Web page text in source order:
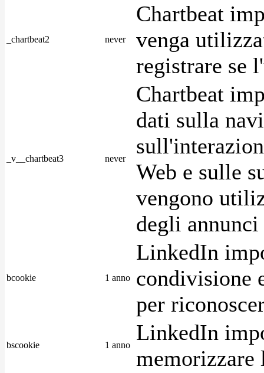
_chartbeat2 never
Chartbeat
venga
registrare se
_v__chartbeat3 never
Chartbeat
dati sulla
Web e sulle
vengono
degli
bcookie 1 anno
LinkedIn
condivisione
per
bscookie 1 anno
LinkedIn
memorizzare